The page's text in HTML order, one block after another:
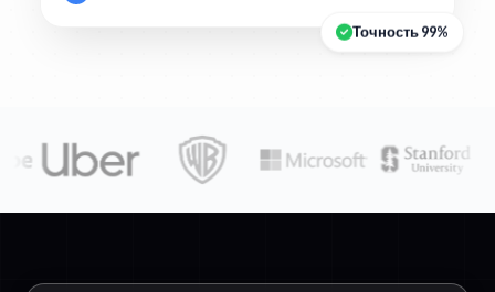
Точность 99%